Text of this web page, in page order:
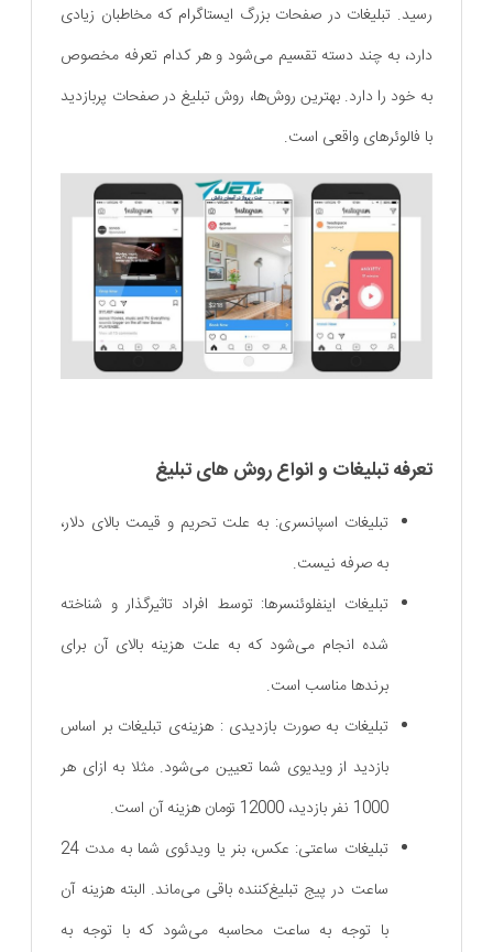
رسید. تبلیغات در صفحات بزرگ ایستاگرام که مخاطبان زیادی
دارد، به چند دسته تقسیم می‌شود و هر کدام تعرفه‌ مخصوص
به خود را دارد. بهترین روش‌ها، روش تبلیغ در صفحات پربازدید
با فالوئرهای واقعی است.
تعرفه تبلیغات و انواع روش ‌های تبلیغ
تبلیغات اسپانسری: به علت تحریم و قیمت بالای دلار،
به صرفه نیست.
تبلیغات اینفلوئنسرها: توسط افراد تاثیرگذار و شناخته
شده انجام می‌شود که به علت هزینه‌ بالای آن برای
برندها مناسب است.
تبلیغات به صورت بازدیدی : هزینه‌ی تبلیغات بر اساس
بازدید از ویدیوی شما تعیین می‌شود. مثلا به ازای هر
1000 نفر بازدید، 12000 تومان هزینه‌ آن است.
تبلیغات ساعتی: عکس، بنر یا ویدئوی شما به مدت 24
ساعت در پیج تبلیغ‌کننده باقی می‌ماند. البته هزینه‌ آن
با توجه به ساعت محاسبه می‌شود که با توجه به